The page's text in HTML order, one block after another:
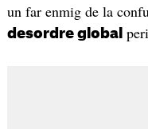
un far enmig de la
desordre global